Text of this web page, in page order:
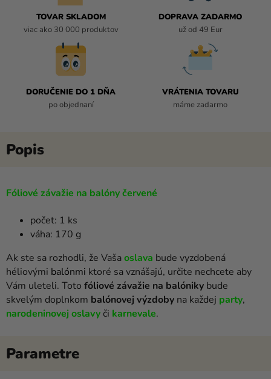
Blog
Kontakt
TOVAR SKLADOM
viac ako 30 000 produktov
DOPRAVA ZADARMO
už od 49 Eur
DORUČENIE DO 1 DŇA
po objednaní
VRÁTENIA TOVARU
máme zadarmo
Fóliové závažie na balóny červené
počet: 1 ks
váha: 170 g
Ak ste sa rozhodli, že Vašaoslava bude vyzdobená
héliovými balónmi ktoré sa vznášajú, určite nechcete aby
Vám uleteli. Toto fóliové závažie na balóniky bude
skvelým doplnkom balónovej výzdoby na každej party,
narodeninovej oslavy či karnevale.